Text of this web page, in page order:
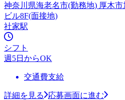
神奈川県海老名市(勤務地) 厚木
ビル8F(面接地)
社家駅
シフト
週5日からOK
交通費支給
詳細を見る
応募画面に進む